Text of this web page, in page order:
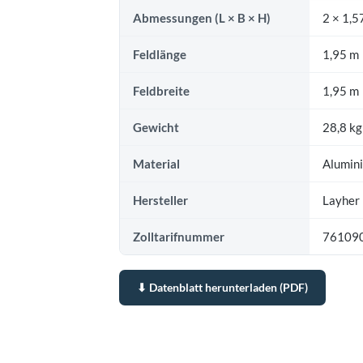
Abmessungen (L × B × H) 2 ×
Feldlänge 1,95 m
Feldbreite 1,95 m
Gewicht 28,8 kg
Material
Hersteller Layher
Zolltarifnummer
⬇ Datenblatt herunterladen (PDF)